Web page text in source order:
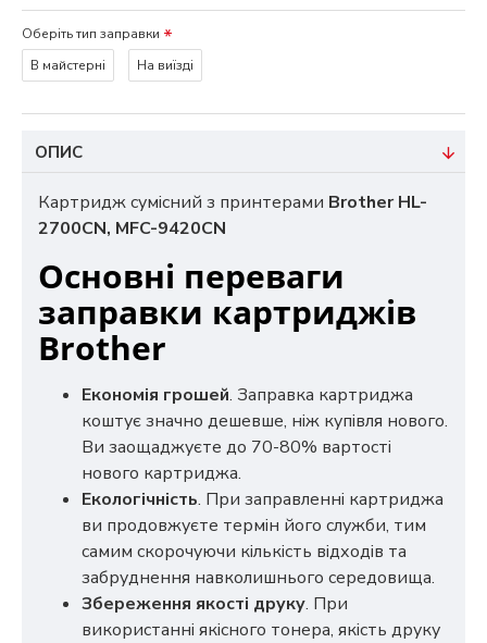
Оберіть тип заправки
В майстерні
На виїзді
ОПИС
Картридж сумісний з принтерами Brother HL-
2700CN, MFC-9420CN
Основні переваги
заправки картриджів
Brother
Економія грошей. Заправка картриджа
коштує значно дешевше, ніж купівля нового.
Ви заощаджуєте до 70-80% вартості
нового картриджа.
Екологічність. При заправленні картриджа
ви продовжуєте термін його служби, тим
самим скорочуючи кількість відходів та
забруднення навколишнього середовища.
Збереження якості друку. При
використанні якісного тонера, якість друку